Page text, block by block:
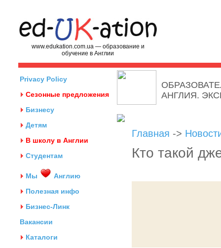
www.edukation.com.ua — образование и
обучение в Англии
Privacy Policy
Сезонные предложения
Бизнесу
Детям
В школу в Англии
Студентам
Мы
Англию
Полезная инфо
Бизнес-Линк
Вакансии
Каталоги
АНГЛИЯ.
Главная ->
Кто такой